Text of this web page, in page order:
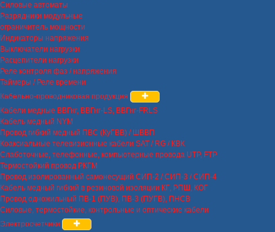
Силовые автоматы
Разрядники модульные
ограничитель мощности
Индикаторы напряжения
Выключатели нагрузки
Расцепители нагрузки
Реле контроля фаз / напряжения
Таймеры / Реле времени
Кабельно-проводниковая продукция
Кабели медные ВВГнг, ВВГнг-LS, ВВГнг-FRLS
Кабель медный NYM
Провод гибкий медный ПВС (КуГВВ) / ШВВП
Коаксиальные телевизионные кабели SAT / RG / КВК
Слаботочные, телефонные, компьютерные провода UTP, FTP
Термостойкий провод РКГМ
Провод изолированный самонесущий СИП-2 / СИП-3 / СИП-4
Кабель медный гибкий в резиновой изоляции КГ, РПШ, КОГ
Провод одножильный ПВ-1 (ПУВ), ПВ-3 (ПУГВ), ПНСВ
Силовые, термостойкие, контрольные и оптические кабели
Электросчетчики